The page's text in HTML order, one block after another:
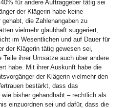
für andere Auftraggeber tätig sei
der Klägerin habe keine
die Zahlenangaben zu
vielmehr glaubhaft suggeriert,
im Wesentlichen und auf Dauer für
der Klägerin tätig gewesen sei,
Teile ihrer Umsätze auch über andere
habe. Mit ihrer Auskunft habe die
der Klägerin vielmehr den
bestärkt, dass das
bisher gehandhabt – rechtlich als
einzuordnen sei und dafür, dass die